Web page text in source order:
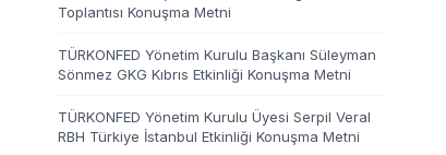
Toplantısı Konuşma Metni
TÜRKONFED Yönetim Kurulu Başkanı Süleyman
Sönmez GKG Kıbrıs Etkinliği Konuşma Metni
TÜRKONFED Yönetim Kurulu Üyesi Serpil Veral
RBH Türkiye İstanbul Etkinliği Konuşma Metni